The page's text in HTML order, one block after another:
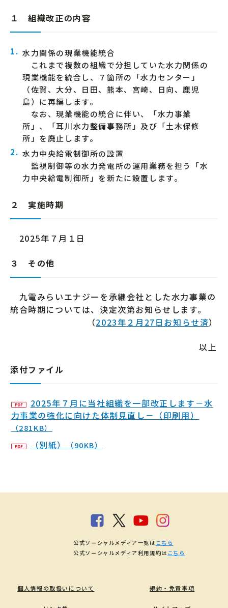
１ 組織改正の内容
水力関係の現業機能統合
これまで複数の組織で分担していた水力関係の
現業機能を統合し、７箇所の「水力センター」
（佐賀、大分、日田、熊本、宮崎、日向、鹿児
島）に再編します。
なお、現業機能の統合に伴い、「水力事業
所」、「耳川水力整備事務所」及び「土木保修
所」を廃止します。
水力中央給電制御所の設置
監視制御等の水力発電所の運用業務を担う「水
力中央給電制御所」を新たに設置します。
２ 実施時期
2025年７月１日
３ その他
九電みらいエナジーを承継会社とした水力事業の
統合時期については、決定次第お知らせします。
（2023年２月27日お知らせ済）
以上
添付ファイル
2025年７月に当社組織を一部改正します－水
力事業の強化に向けた体制見直し－（印刷用）
（281KB）
（別紙） （90KB）
個人情報の取扱いについて 規約・免責事項
公式ソーシャルメディア一覧は こちら
公式ソーシャルメディア利用規約は こちら